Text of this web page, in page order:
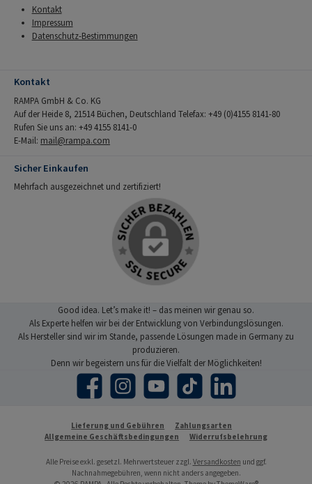
Kontakt
Impressum
Datenschutz-Bestimmungen
Kontakt
RAMPA GmbH & Co. KG
Auf der Heide 8, 21514 Büchen, Deutschland Telefax: +49 (0)4155 8141-80
Rufen Sie uns an: +49 4155 8141-0
E-Mail: mail@rampa.com
Sicher Einkaufen
Mehrfach ausgezeichnet und zertifiziert!
Good idea. Let’s make it! – das meinen wir genau so.
Als Experte helfen wir bei der Entwicklung von Verbindungslösungen.
Als Hersteller sind wir im Stande, passende Lösungen made in Germany zu
produzieren.
Denn wir begeistern uns für die Vielfalt der Möglichkeiten!
Facebook Instagram YouTube TikTok LinkedIn
Lieferung und Gebühren
Zahlungsarten
Allgemeine Geschäftsbedingungen
Widerrufsbelehrung
Alle Preise exkl. gesetzl. Mehrwertsteuer zzgl. Versandkosten und ggf.
Nachnahmegebühren, wenn nicht anders angegeben.